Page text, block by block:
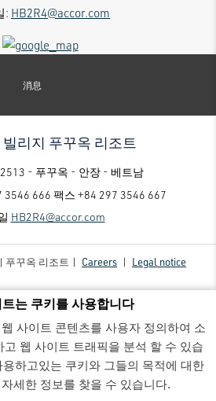
는 쿠키를 사용합니다
사이트 콘텐츠를 사용자 정의하여 소
웹 사이트 트래픽을 분석 할 수 있습
하고있는 쿠키와 그들의 목적에 대한
세한 정보를 찾을 수 있습니다.
: HB2R4@accor.com
消息
리지 푸꾸옥 리조트
- 푸꾸옥 - 안장 - 베트남
3546 666 팩스 +84 297 3546 667
HB2R4@accor.com
푸꾸옥 리조트 | Careers | Legal notice
family-friendly resort - PV Villa 902 07.202011200-HDR